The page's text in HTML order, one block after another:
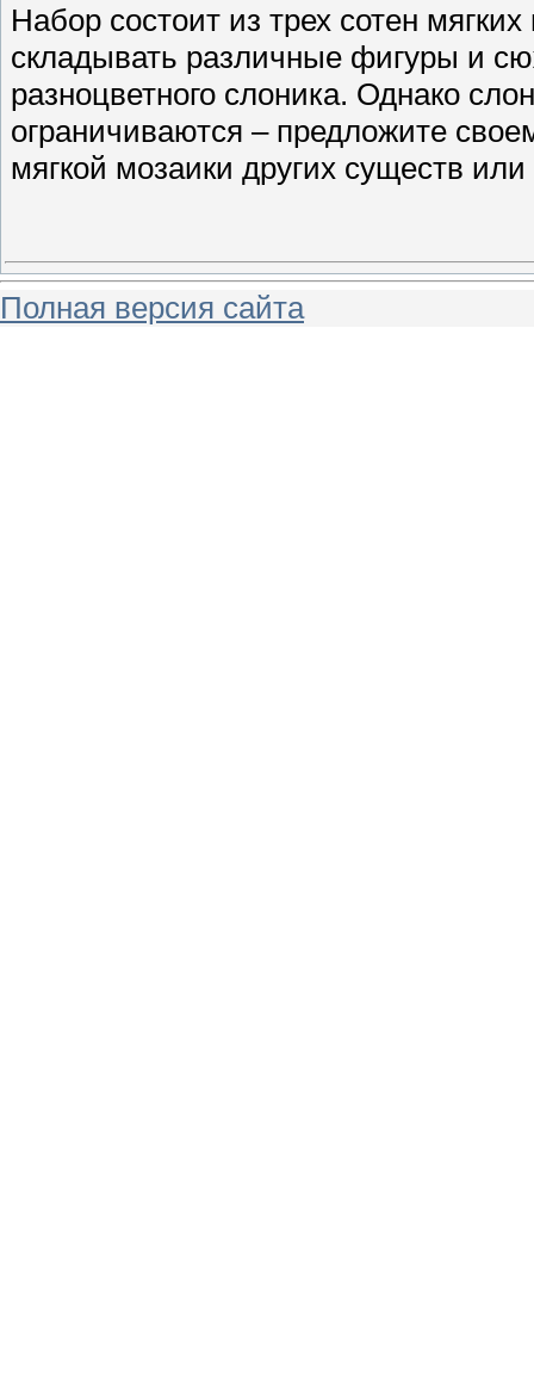
Набор состоит из трех сотен
складывать различные фигуры и
разноцветного слоника. Однако
ограничиваются – предложите
мягкой мозаики других существ
Полная версия сайта